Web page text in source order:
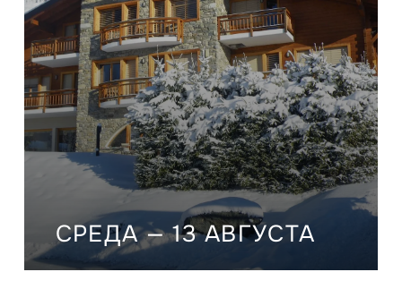
СРЕДА — 13 АВГУСТА